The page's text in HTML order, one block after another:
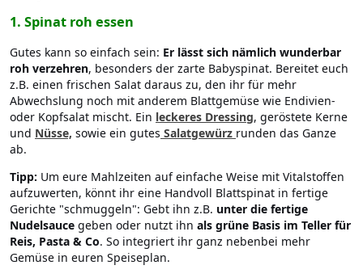
1. Spinat roh essen
Gutes kann so einfach sein: Er lässt sich nämlich wunderbar
roh verzehren, besonders der zarte Babyspinat. Bereitet euch
z.B. einen frischen Salat daraus zu, den ihr für mehr
Abwechslung noch mit anderem Blattgemüse wie Endivien-
oder Kopfsalat mischt. Ein leckeres Dressing, geröstete Kerne
und Nüsse, sowie ein gutes Salatgewürz runden das Ganze
ab.
Tipp: Um eure Mahlzeiten auf einfache Weise mit Vitalstoffen
aufzuwerten, könnt ihr eine Handvoll Blattspinat in fertige
Gerichte "schmuggeln": Gebt ihn z.B. unter die fertige
Nudelsauce geben oder nutzt ihn als grüne Basis im Teller für
Reis, Pasta & Co. So integriert ihr ganz nebenbei mehr
Gemüse in euren Speiseplan.